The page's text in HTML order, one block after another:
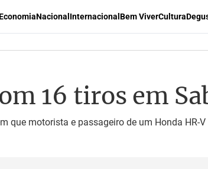
Nacional Internacional Bem ViverCultura
16 tiros em
que motorista e passageiro de um Honda HR-